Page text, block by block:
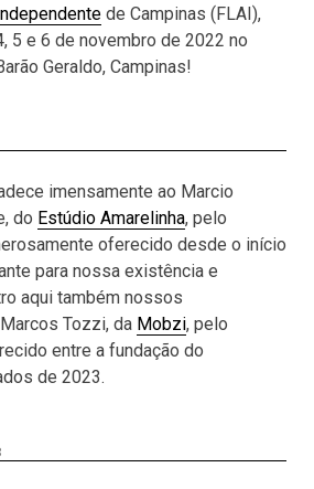
de Campinas (FLAI),
5 e 6 de novembro de 2022 no
Geraldo, Campinas!
imensamente ao Marcio
do Estúdio Amarelinha, pelo
oferecido desde o início
para nossa existência e
aqui também nossos
Tozzi, da Mobzi, pelo
entre a fundação do
de 2023.